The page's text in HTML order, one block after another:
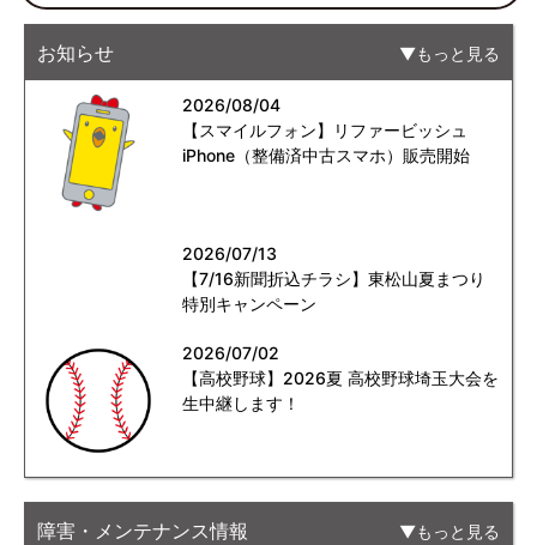
お知らせ もっと見る
2026/08/04
【スマイルフォン】リファービッシュ
iPhone（整備済中古スマホ）販売開始
2026/07/13
【7/16新聞折込チラシ】東松山夏まつり
特別キャンペーン
2026/07/02
【高校野球】2026夏 高校野球埼玉大会を
生中継します！
障害・メンテナンス情報 もっと見る